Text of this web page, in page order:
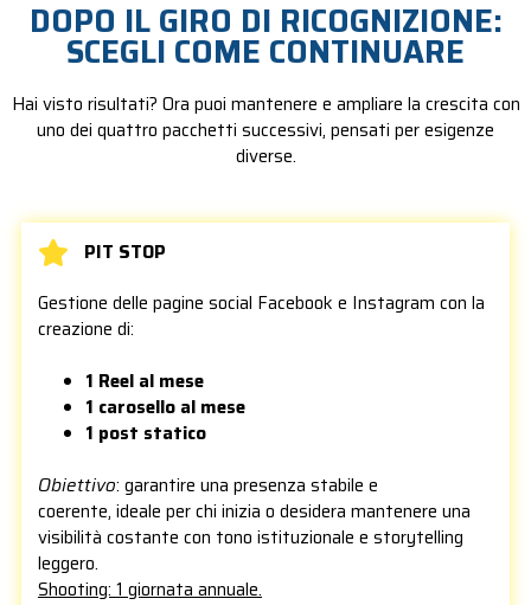
DOPO IL GIRO DI RICOGNIZIONE:
SCEGLI COME CONTINUARE
Hai visto risultati? Ora puoi mantenere e ampliare la crescita con
uno dei quattro pacchetti successivi, pensati per esigenze
diverse.
PIT STOP
Gestione delle pagine social Facebook e Instagram con la
creazione di:
1 Reel al mese
1 carosello al mese
1 post statico
Obiettivo: garantire una presenza stabile e
coerente, ideale per chi inizia o desidera mantenere una
visibilità costante con tono istituzionale e storytelling
leggero.
Shooting: 1 giornata annuale.